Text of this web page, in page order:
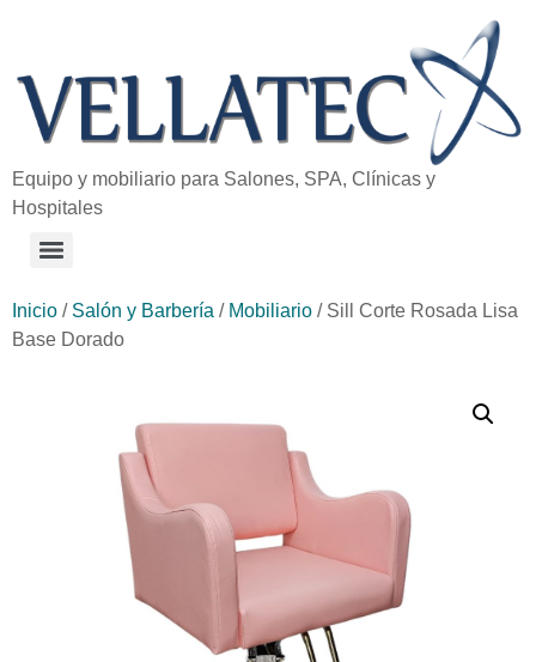
Equipo y mobiliario para Salones, SPA, Clínicas y
Hospitales
Inicio / Salón y Barbería / Mobiliario / Sill Corte Rosada Lisa
Base Dorado